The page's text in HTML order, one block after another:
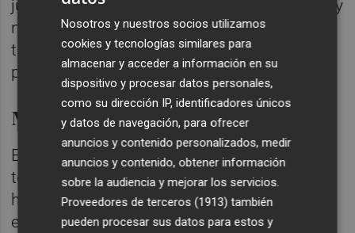
jugadores tienen una implicación tremenda y
nos ayudan a analizar a los rivales. Lo
teníamos clarísimo más allá de lo que
pasara en el terreno de juego.
Momento
Es un momento importante, durante la
temporada hay momentos importantes y
hoy era uno de ellos. Veníamos de una
eliminación de Copa, dónde teníamos
Nosotros y nuestros socios utilizamos
cookies y tecnologías similares para
almacenar y acceder a información en su
dispositivo y procesar datos personales,
como su dirección IP, identificadores únicos
y datos de navegación, para ofrecer
anuncios y contenido personalizados, medir
anuncios y contenido, obtener información
sobre la audiencia y mejorar los servicios.
Proveedores de terceros (1913) también
pueden procesar sus datos para estos y